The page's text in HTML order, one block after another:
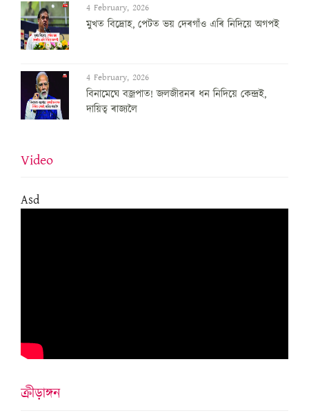
4 February, 2026
মুখত বিদ্ৰোহ, পেটত ভয় দেৰগাঁও এৰি নিদিয়ে অগপই
4 February, 2026
বিনামেঘে বজ্ৰপাত! জলজীৱনৰ ধন নিদিয়ে কেন্দ্ৰই,
দায়িত্ব ৰাজ্যলৈ
Video
Asd
ক্ৰীড়াঙ্গন